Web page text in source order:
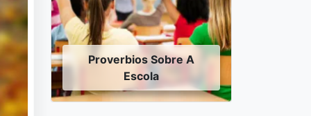
Proverbios Sobre A
Escola